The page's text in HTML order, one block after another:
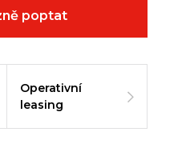
poptat
Operativní
leasing